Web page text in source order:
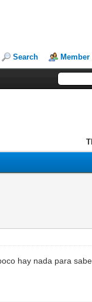
Search
hay nada para